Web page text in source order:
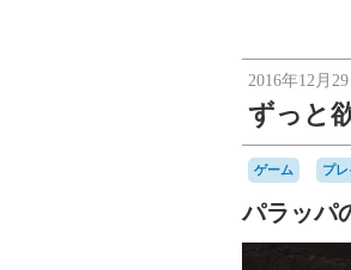
2016年12月29
ずっと
ゲーム プ
パラッパ